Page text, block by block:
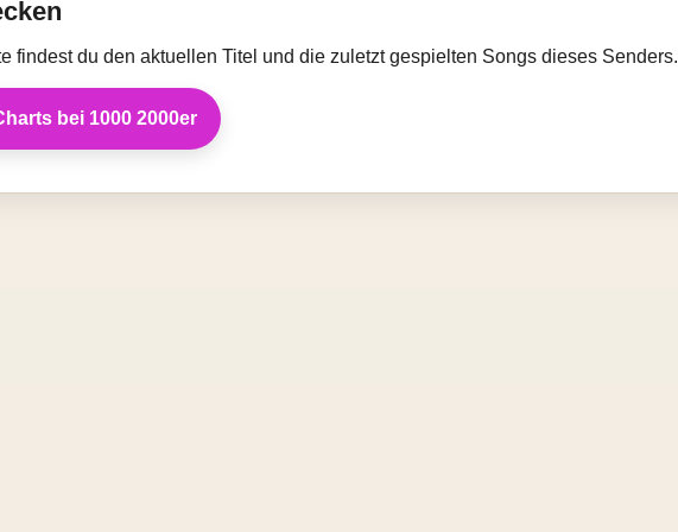
findest du den aktuellen Titel und die zuletzt gespielten Songs dieses Senders.
bei 1000 2000er